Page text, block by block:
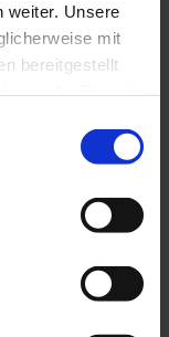
weiter. Unsere
mit
bereitgestellt
dass die